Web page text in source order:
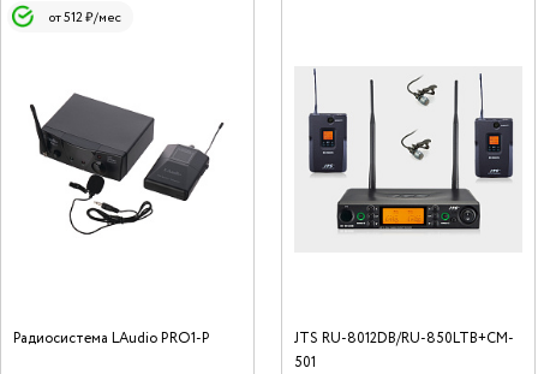
от 512 ₽/мес
Радиосистема LAudio PRO1-P
JTS RU-8012DB/RU-850LTB+CM-
501